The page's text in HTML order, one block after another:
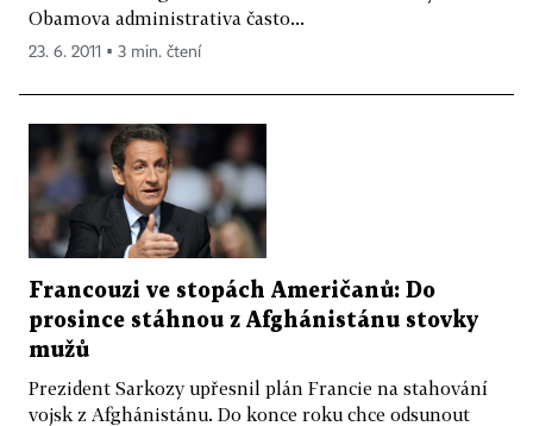
Obamova administrativa často...
23. 6. 2011 ▪ 3 min. čtení
Francouzi ve stopách Američanů: Do
prosince stáhnou z Afghánistánu stovky
mužů
Prezident Sarkozy upřesnil plán Francie na stahování
vojsk z Afghánistánu. Do konce roku chce odsunout